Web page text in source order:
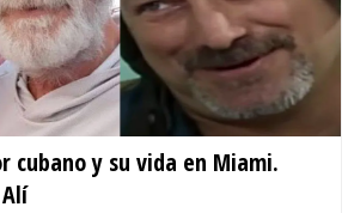
cubano y su vida en Miami.